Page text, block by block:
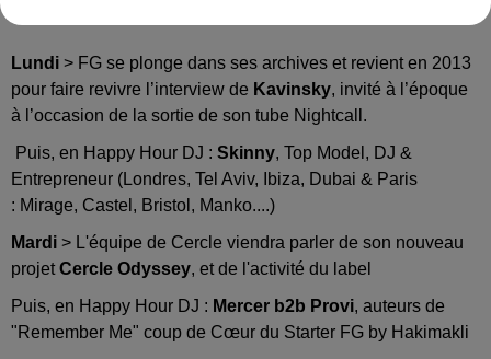
Lundi > FG se plonge dans ses archives et revient en 2013
pour faire revivre l’interview de Kavinsky, invité à l’époque
à l’occasion de la sortie de son tube Nightcall.
Puis, en Happy Hour DJ : Skinny, Top Model, DJ &
Entrepreneur (Londres, Tel Aviv, Ibiza, Dubai & Paris
: Mirage, Castel, Bristol, Manko....)
Mardi > L'équipe de Cercle viendra parler de son nouveau
projetCercle Odyssey, et de l'activité du label
Puis, en Happy Hour DJ : Mercer b2b Provi, auteurs de
"Remember Me" coup de Cœur du Starter FG by Hakimakli